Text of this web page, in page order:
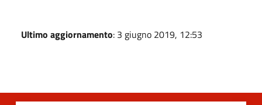
Ultimo aggiornamento: 3 giugno 2019, 12:53